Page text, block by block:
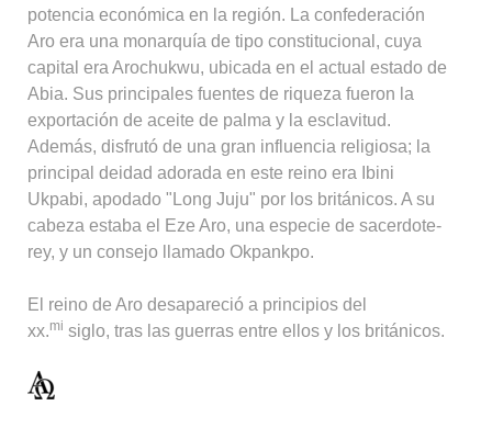
potencia económica en la región. La confederación
Aro era una monarquía de tipo constitucional, cuya
capital era Arochukwu, ubicada en el actual estado de
Abia. Sus principales fuentes de riqueza fueron la
exportación de aceite de palma y la esclavitud.
Además, disfrutó de una gran influencia religiosa; la
principal deidad adorada en este reino era Ibini
Ukpabi, apodado "Long Juju" por los británicos. A su
cabeza estaba el Eze Aro, una especie de sacerdote-
rey, y un consejo llamado Okpankpo.
El reino de Aro desapareció a principios del
xx.mi siglo, tras las guerras entre ellos y los británicos.